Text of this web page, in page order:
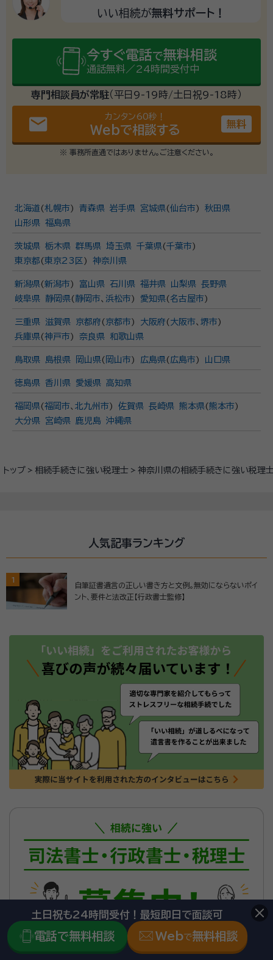
トップ 相続手続きに強い税理士 神奈川県の相続手続きに強い税理
いい相続が無料サポート！
今すぐ電話で無料相談
通話無料／24時間受付中
専門相談員が常駐（平日9-19時/土日祝9-18時）
email カンタン60秒！
Webで相談する 無料
※ 事務所直通ではありません。ご注意ください。
北海道 (札幌市) 青森県 岩手県 宮城県(仙台市)
秋田県
山形県 福島県
茨城県 栃木県 群馬県 埼玉県 千葉県(千葉市)
東京都 ( 東京23区 ) 神奈川県
新潟県(新潟市) 富山県 石川県 福井県 山梨県 長野県
岐阜県
静岡県( 静岡市、 浜松市) 愛知県( 名古屋市)
三重県 滋賀県 京都府( 京都市) 大阪府( 大阪市、 堺市)
兵庫県(神戸市) 奈良県 和歌山県
鳥取県 島根県 岡山県( 岡山市) 広島県( 広島市) 山口県
徳島県 香川県 愛媛県 高知県
福岡県(福岡市、 北九州市) 佐賀県 長崎県 熊本県(熊本市)
大分県
宮崎県 鹿児島 沖縄県
人気記事ランキング
1
自筆証書遺言の正しい書き方と文例。無効にならないポイ
ント、要件と法改正【行政書士監修】
土日祝も24時間受付！最短即日で面談可
電話で無料相談 Webで無料相談